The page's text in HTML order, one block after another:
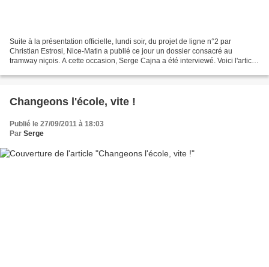
Suite à la présentation officielle, lundi soir, du projet de ligne n°2 par
Christian Estrosi, Nice-Matin a publié ce jour un dossier consacré au
tramway niçois. A cette occasion, Serge Cajna a été interviewé. Voici l'article
Changeons l'école, vite !
Publié le 27/09/2011 à 18:03
Par Serge